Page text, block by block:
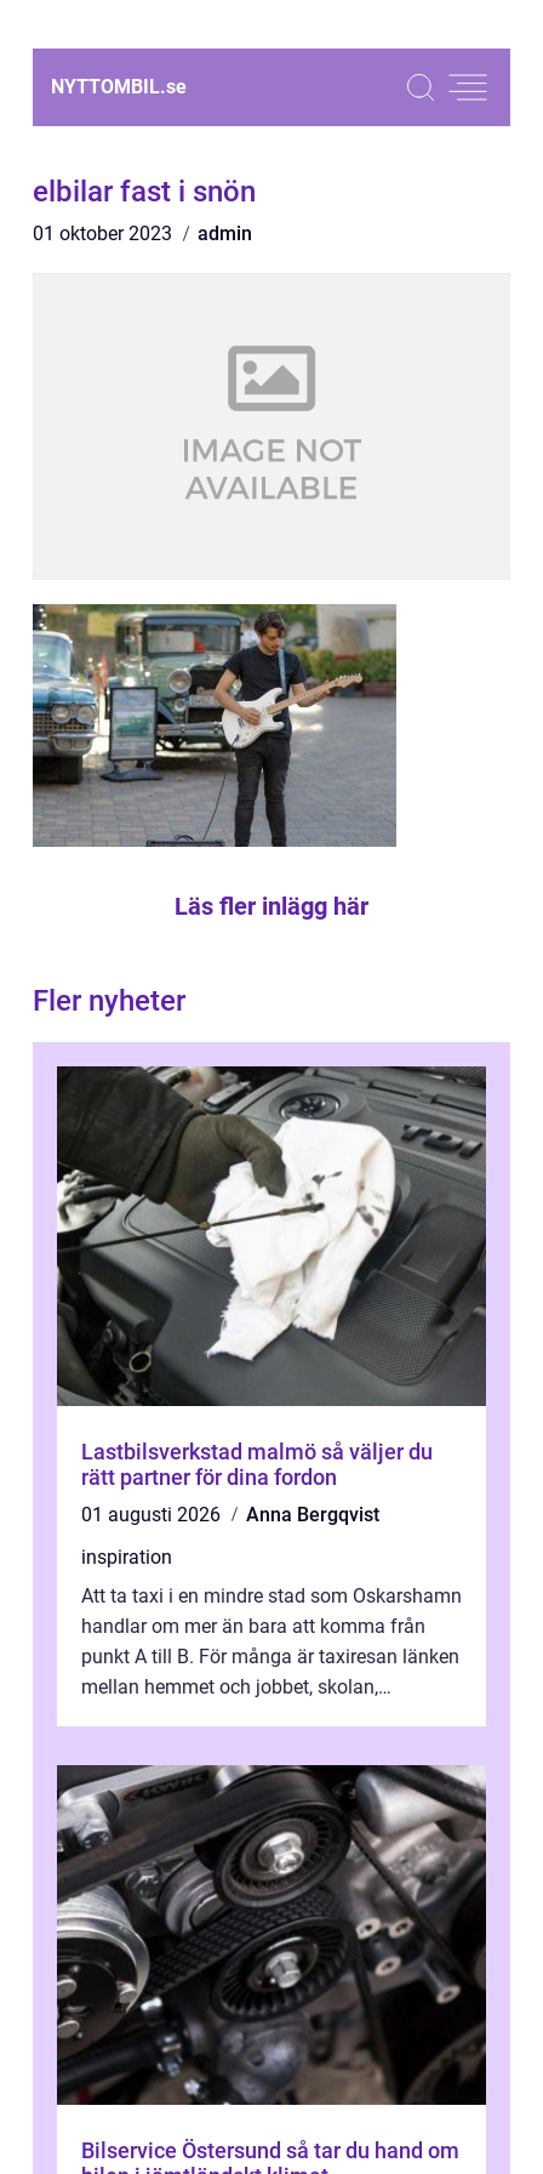
NYTTOMBIL.se
elbilar fast i snön
01 oktober 2023 admin
Läs fler inlägg här
Fler nyheter
Lastbilsverkstad malmö så väljer du
rätt partner för dina fordon
01 augusti 2026
Anna Bergqvist
inspiration
Att ta taxi i en mindre stad som Oskarshamn
handlar om mer än bara att komma från
punkt A till B. För många är taxiresan länken
mellan hemmet och jobbet, skolan,
Bilservice Östersund så tar du hand om